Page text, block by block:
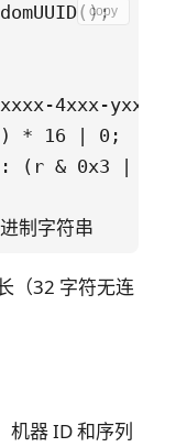
4xxx-
* 16 | 0;
(r & 0x3 |
copy
（32 字符无连
机器 ID 和序列